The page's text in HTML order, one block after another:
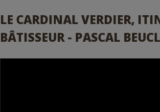
LE CARDINAL VERDIER,
BÂTISSEUR - PASCAL